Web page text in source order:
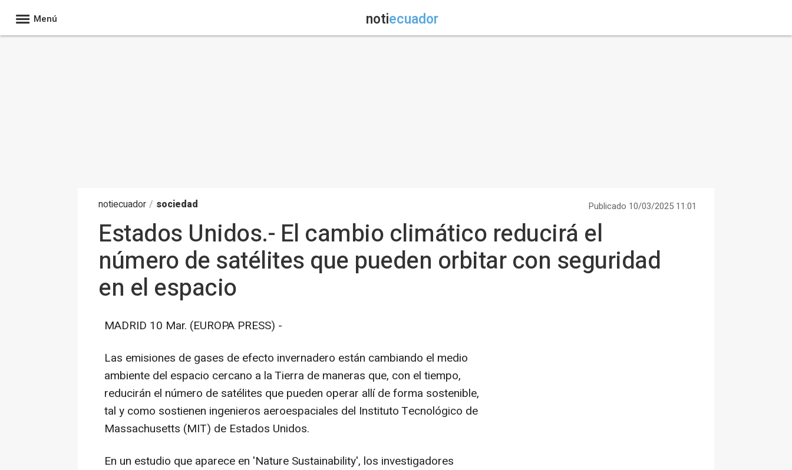
Menú notiecuador
notiecuador / sociedad Publicado 10/03/2025 11:01
Estados Unidos.- El cambio climático reducirá el
número de satélites que pueden orbitar con seguridad
en el espacio
MADRID 10 Mar. (EUROPA PRESS) -
Las emisiones de gases de efecto invernadero están cambiando el medio
ambiente del espacio cercano a la Tierra de maneras que, con el tiempo,
reducirán el número de satélites que pueden operar allí de forma sostenible,
tal y como sostienen ingenieros aeroespaciales del Instituto Tecnológico de
Massachusetts (MIT) de Estados Unidos.
En un estudio que aparece en 'Nature Sustainability', los investigadores